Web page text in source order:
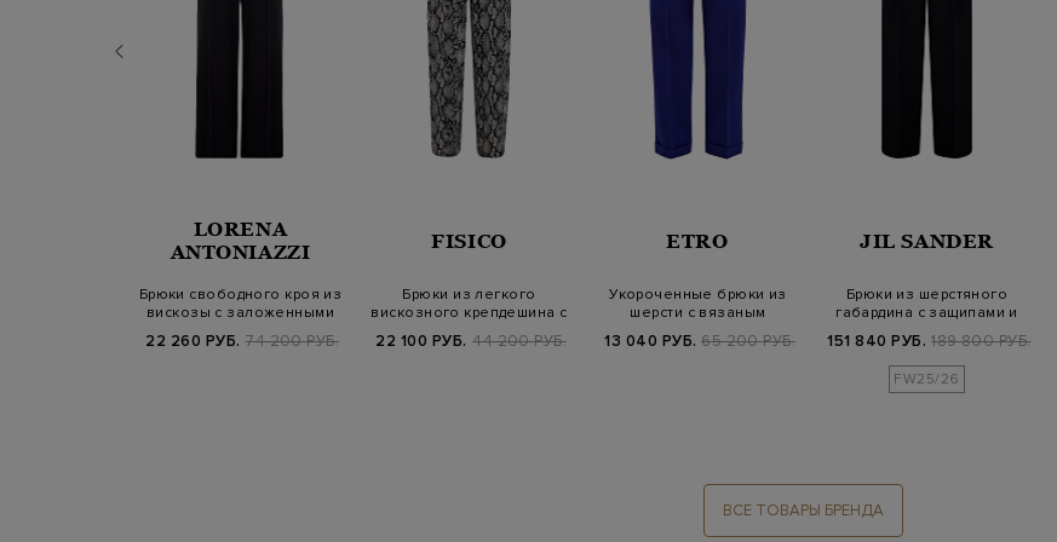
LORENA
ANTONIAZZI
Брюки свободного кроя из
вискозы с заложенными
22 260 РУБ. 74 200 РУБ.
FISICO
Брюки из легкого
вискозного крепдешина с
22 100 РУБ. 44 200 РУБ.
ETRO
Укороченные брюки из
шерсти с вязаным
13 040 РУБ. 65 200 РУБ.
JIL SANDER
Брюки из шерстяного
габардина с защипами и
151 840 РУБ. 189 800 РУБ.
FW25/26
ВСЕ ТОВАРЫ БРЕНДА